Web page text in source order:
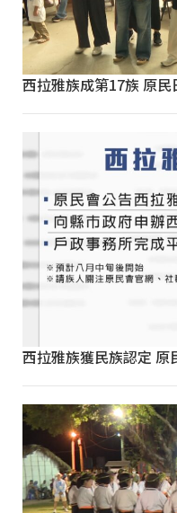
西拉雅族成第17族 原
西拉雅族獲民族認定 原